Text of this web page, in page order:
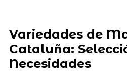
Variedades de
Cataluña:
Necesidades